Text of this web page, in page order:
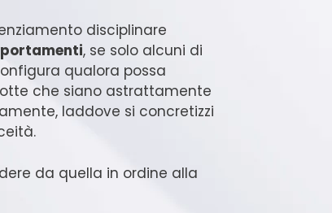
disciplinare
, se solo alcuni di
qualora possa
che siano astrattamente
laddove si concretizzi
da quella in ordine alla